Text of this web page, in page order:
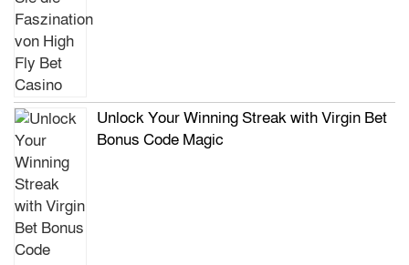
Unlock Your Winning Streak with Virgin Bet
Bonus Code Magic